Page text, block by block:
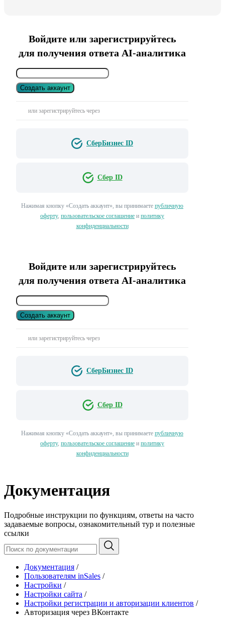
Войдите или зарегистрируйтесь
для получения ответа AI-аналитика
Создать аккаунт
или зарегистрируйтесь через
СберБизнес ID
Сбер ID
Нажимая кнопку «Создать аккаунт», вы принимаете публичную
оферту, пользовательское соглашение и политику
конфиденциальности
Войдите или зарегистрируйтесь
для получения ответа AI-аналитика
Создать аккаунт
или зарегистрируйтесь через
СберБизнес ID
Сбер ID
Нажимая кнопку «Создать аккаунт», вы принимаете публичную
оферту, пользовательское соглашение и политику
конфиденциальности
Документация
Подробные инструкции по функциям, ответы на часто
задаваемые вопросы, ознакомительный тур и полезные
ссылки
Документация /
Пользователям inSales /
Настройки /
Настройки сайта /
Настройки регистрации и авторизации клиентов /
Авторизация через ВКонтакте